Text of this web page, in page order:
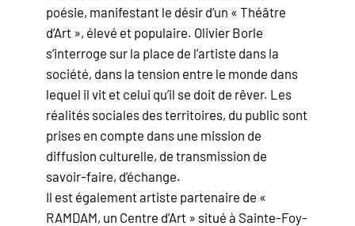
poésie, manifestant le désir d’un « Théâtre
d’Art », élevé et populaire. Olivier Borle
s’interroge sur la place de l’artiste dans la
société, dans la tension entre le monde dans
lequel il vit et celui qu’il se doit de rêver. Les
réalités sociales des territoires, du public sont
prises en compte dans une mission de
diffusion culturelle, de transmission de
savoir-faire, d’échange.
Il est également artiste partenaire de «
RAMDAM, un Centre d’Art » situé à Sainte-Foy-